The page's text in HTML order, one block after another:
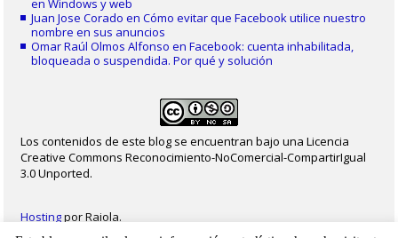
en Windows y web
Juan Jose Corado enCómo evitar que Facebook utilice nuestro
nombre en sus anuncios
Omar Raúl Olmos Alfonso enFacebook: cuenta inhabilitada,
bloqueada o suspendida. Por qué y solución
Los contenidos de este blog se encuentran bajo una Licencia
Creative Commons Reconocimiento-NoComercial-CompartirIgual
3.0 Unported.
Hostingpor Raiola.